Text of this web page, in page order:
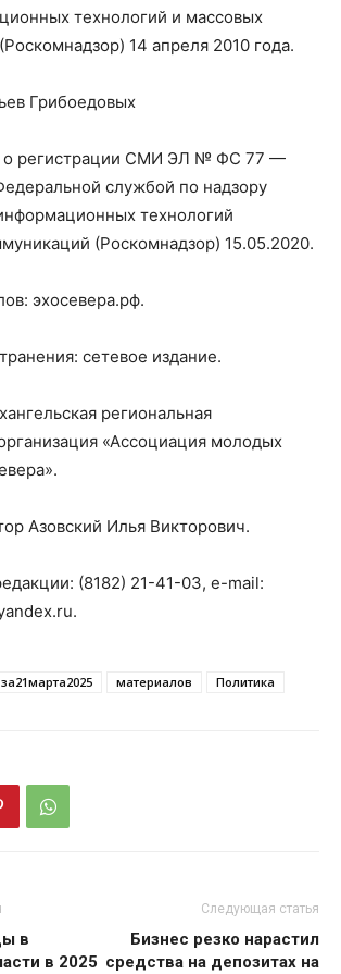
технологий и массовых
14 апреля 2010 года.
Грибоедовых
о регистрации СМИ ЭЛ № ФС 77 —
службой по надзору
технологий
(Роскомнадзор) 15.05.2020.
эхосевера.рф.
сетевое издание.
региональная
«Ассоциация молодых
Азовский Илья Викторович.
(8182) 21-41-03, e-mail:
.
за21марта2025 материалов Политика
в
в 2025
Следующая статья
Бизнес резко нарастил
средства на депозитах на